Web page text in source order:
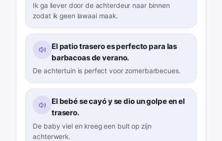
Ik ga liever door de achterdeur naar binnen
zodat ik geen lawaai maak.
El patio trasero es perfecto para las
barbacoas de verano.
De achtertuin is perfect voor zomerbarbecues.
El bebé se cayó y se dio un golpe en el
trasero.
De baby viel en kreeg een bult op zijn
achterwerk.